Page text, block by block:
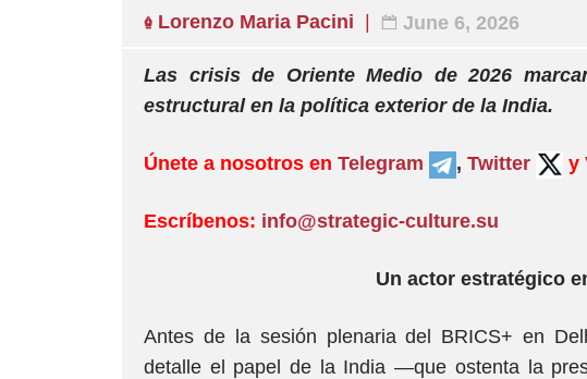
Lorenzo Maria Pacini June 6, 2026
Las crisis de Oriente Medio de 2026
estructural en la política exterior de la India.
Únete a nosotros en Telegram , Twitter y
Escríbenos: info@strategic-culture.su
Un actor estratégico
Antes de la sesión plenaria del BRICS+ en
detalle el papel de la India —que ostenta la